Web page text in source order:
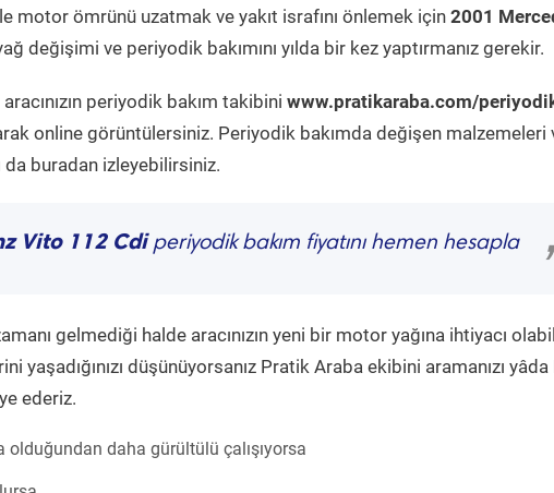
motor ömrünü uzatmak ve yakıt israfını önlemek için 2001
değişimi ve periyodik bakımını yılda bir kez yaptırmanız gerekir.
aracınızın periyodik bakım takibini www.pratikaraba.com/
online görüntülersiniz. Periyodik bakımda değişen malzemeleri
da buradan izleyebilirsiniz.
Vito 112 Cdiperiyodik bakım fiyatını hemen hesapla
gelmediği halde aracınızın yeni bir motor yağına ihtiyacı
yaşadığınızı düşünüyorsanız Pratik Araba ekibini aramanızı
ederiz.
olduğundan daha gürültülü çalışıyorsa